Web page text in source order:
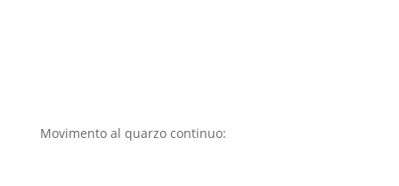
Movimento al quarzo continuo: